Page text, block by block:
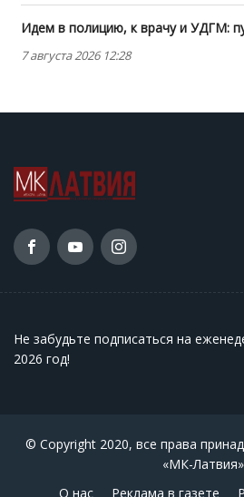
Идем в полицию, к врачу и УДГМ:
7 августа 2026 12:28
Не забудьте подписаться на
2026 год!
© Copyright 2020, все права
«МК-Латвия»
О нас
Реклама в газете